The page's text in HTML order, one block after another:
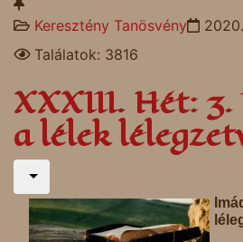
Keresztény Tanösvény
Találatok: 3816
XXXIII. Hét: 3.
a lélek